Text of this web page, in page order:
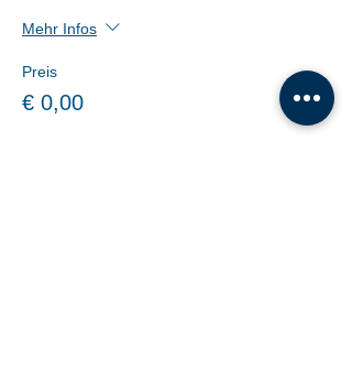
Mehr Infos
Preis
€ 0,00